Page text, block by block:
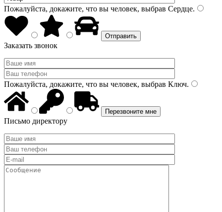
Пожалуйста, докажите, что вы человек, выбрав Сердце.
Заказать звонок
Пожалуйста, докажите, что вы человек, выбрав Ключ.
Письмо директору